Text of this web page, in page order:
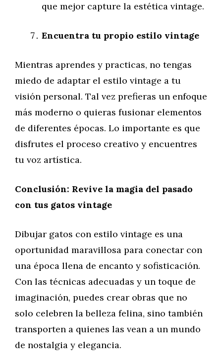
que mejor capture la estética vintage.
Encuentra tu propio estilo vintage
Mientras aprendes y practicas, no tengas
miedo de adaptar el estilo vintage a tu
visión personal. Tal vez prefieras un enfoque
más moderno o quieras fusionar elementos
de diferentes épocas. Lo importante es que
disfrutes el proceso creativo y encuentres
tu voz artística.
Conclusión: Revive la magia del pasado
con tus gatos vintage
Dibujar gatos con estilo vintage es una
oportunidad maravillosa para conectar con
una época llena de encanto y sofisticación.
Con las técnicas adecuadas y un toque de
imaginación, puedes crear obras que no
solo celebren la belleza felina, sino también
transporten a quienes las vean a un mundo
de nostalgia y elegancia.